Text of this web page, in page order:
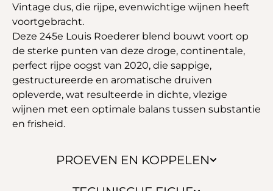
PROEVEN EN KOPPELEN
Vintage dus, die rijpe, evenwichtige wijnen heeft
voortgebracht.
Deze 245e Louis Roederer blend bouwt voort op
de sterke punten van deze droge, continentale,
perfect rijpe oogst van 2020, die sappige,
gestructureerde en aromatische druiven
opleverde, wat resulteerde in dichte, vlezige
wijnen met een optimale balans tussen substantie
en frisheid.